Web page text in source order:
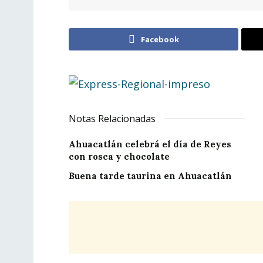
Facebook
Notas Relacionadas
Ahuacatlán celebrá el día de Reyes
con rosca y chocolate
Buena tarde taurina en Ahuacatlán